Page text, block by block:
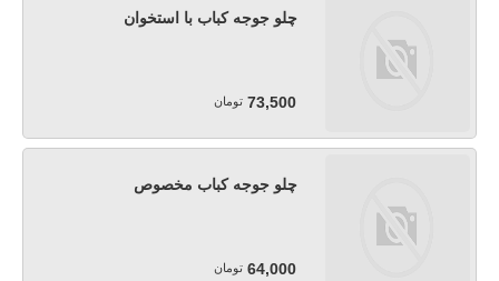
چلو جوجه کباب با استخوان
73,500 تومان
چلو جوجه کباب مخصوص
64,000 تومان